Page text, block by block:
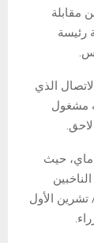
مقابلة
رئيسة
الذي
مشغول
ماي، حيث
الأوروبي في 31 أكتوبر/ تشرين الأول